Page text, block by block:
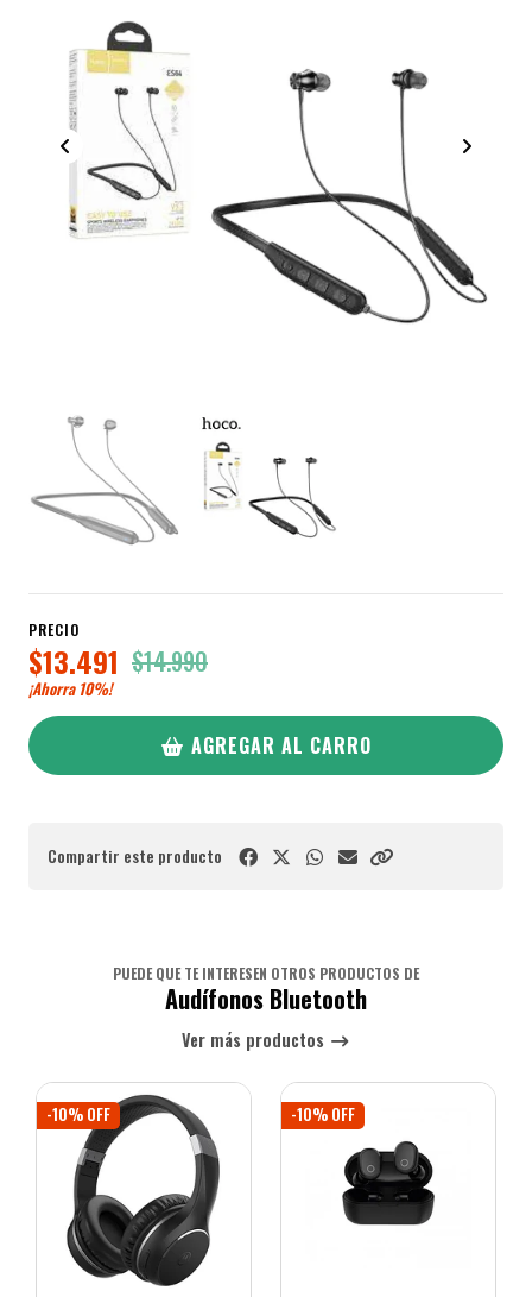
PRECIO
$13.491 $14.990
¡Ahorra 10%!
AGREGAR AL CARRO
Compartir este producto
PUEDE QUE TE INTERESEN OTROS PRODUCTOS DE
Audífonos Bluetooth
Ver más productos
-10% OFF -10% OFF